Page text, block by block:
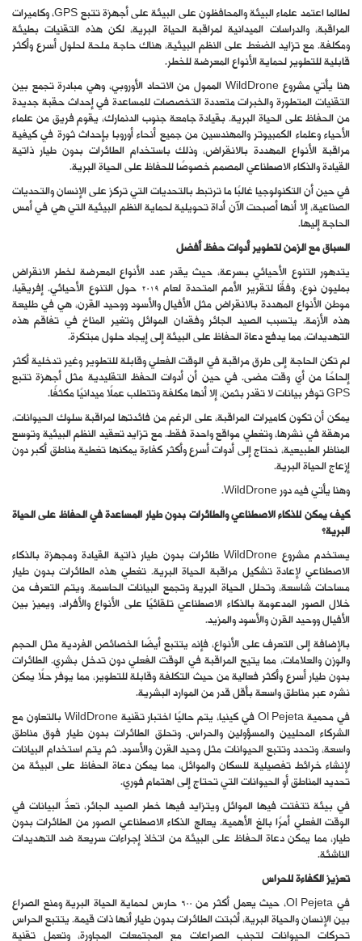
لطالما اعتمد علماء البيئة والمحافظون على البيئة على أجهزة تتبع GPS، وكاميرات
المراقبة، والدراسات الميدانية لمراقبة الحياة البرية، لكن هذه التقنيات بطيئة
ومكلفة. مع تزايد الضغط على النظم البيئية، هناك حاجة ملحة لحلول أسرع وأكثر
قابلية للتطوير لحماية الأنواع المعرضة للخطر.
هنا يأتي مشروع WildDrone الممول من الاتحاد الأوروبي، وهي مبادرة تجمع بين
التقنيات المتطورة والخبرات متعددة التخصصات للمساعدة في إحداث حقبة جديدة
من الحفاظ على الحياة البرية. بقيادة جامعة جنوب الدنمارك، يقوم فريق من علماء
الأحياء وعلماء الكمبيوتر والمهندسين من جميع أنحاء أوروبا بإحداث ثورة في كيفية
مراقبة الأنواع المهددة بالانقراض، وذلك باستخدام الطائرات بدون طيار ذاتية
القيادة والذكاء الاصطناعي المصمم خصوصًا للحفاظ على الحياة البرية.
في حين أن التكنولوجيا غالبًا ما ترتبط بالتحديات التي تركز على الإنسان والتحديات
الصناعية، إلا أنها أصبحت الآن أداة تحويلية لحماية النظم البيئية التي هي في أمس
الحاجة إليها.
السباق مع الزمن لتطوير أدوات حفظ أفضل
يتدهور التنوع الأحيائي بسرعة، حيث يقدر عدد الأنواع المعرضة لخطر الانقراض
بمليون نوع، وفقًا لتقرير الأمم المتحدة لعام 2019 حول التنوع الأحيائي. إفريقيا،
موطن الأنواع المهددة بالانقراض مثل الأفيال والأسود ووحيد القرن، هي في طليعة
هذه الأزمة. يتسبب الصيد الجائر وفقدان الموائل وتغير المناخ في تفاقم هذه
التهديدات، مما يدفع دعاة الحفاظ على البيئة إلى إيجاد حلول مبتكرة.
لم تكن الحاجة إلى طرق مراقبة في الوقت الفعلي وقابلة للتطوير وغير تدخلية أكثر
إلحاحًا من أي وقت مضى. في حين أن أدوات الحفظ التقليدية مثل أجهزة تتبع
GPS توفر بيانات لا تقدر بثمن، إلا أنها مكلفة وتتطلب عملًا ميدانيًا مكثفًا.
يمكن أن تكون كاميرات المراقبة، على الرغم من فائدتها لمراقبة سلوك الحيوانات،
مرهقة في نشرها، وتغطي مواقع واحدة فقط. مع تزايد تعقيد النظم البيئية وتوسع
المناظر الطبيعية، نحتاج إلى أدوات أسرع وأكثر كفاءة يمكنها تغطية مناطق أكبر دون
إزعاج الحياة البرية.
وهنا يأتي فيه دور WildDrone.
كيف يمكن للذكاء الاصطناعي والطائرات بدون طيار المساعدة في الحفاظ على الحياة
البرية؟
يستخدم مشروع WildDrone طائرات بدون طيار ذاتية القيادة ومجهزة بالذكاء
الاصطناعي لإعادة تشكيل مراقبة الحياة البرية. تغطي هذه الطائرات بدون طيار
مساحات شاسعة، وتحلل الحياة البرية وتجمع البيانات الحاسمة. ويتم التعرف من
خلال الصور المدعومة بالذكاء الاصطناعي تلقائيًا على الأنواع والأفراد، ويميز بين
الأفيال ووحيد القرن والأسود والمزيد.
بالإضافة إلى التعرف على الأنواع، فإنه يتتبع أيضًا الخصائص الفردية مثل الحجم
والوزن والعلامات، مما يتيح المراقبة في الوقت الفعلي دون تدخل بشري. الطائرات
بدون طيار أسرع وأكثر فعالية من حيث التكلفة وقابلة للتطوير، مما يوفر حلًا يمكن
نشره عبر مناطق واسعة بأقل قدر من الموارد البشرية.
في محمية Ol Pejeta في كينيا، يتم حاليًا اختبار تقنية WildDrone بالتعاون مع
الشركاء المحليين والمسؤولين والحراس. وتحلق الطائرات بدون طيار فوق مناطق
واسعة، وتحدد وتتبع الحيوانات مثل وحيد القرن والأسود. ثم يتم استخدام البيانات
لإنشاء خرائط تفصيلية للسكان والموائل، مما يمكن دعاة الحفاظ على البيئة من
تحديد المناطق أو الحيوانات التي تحتاج إلى اهتمام فوري.
في بيئة تتفتت فيها الموائل ويتزايد فيها خطر الصيد الجائر، تعدُّ البيانات في
الوقت الفعلي أمرًا بالغ الأهمية. يعالج الذكاء الاصطناعي الصور من الطائرات بدون
طيار، مما يمكن دعاة الحفاظ على البيئة من اتخاذ إجراءات سريعة ضد التهديدات
الناشئة.
تعزيز الكفاءة للحراس
في Ol Pejeta، حيث يعمل أكثر من 600 حارس لحماية الحياة البرية ومنع الصراع
بين الإنسان والحياة البرية، أثبتت الطائرات بدون طيار أنها ذات قيمة. يتتبع الحراس
تحركات الحيوانات لتجنب الصراعات مع المجتمعات المجاورة، وتعمل تقنية